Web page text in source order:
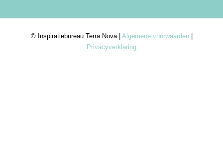
© Inspiratiebureau Terra Nova | Algemene voorwaarden|
Privacyverklaring